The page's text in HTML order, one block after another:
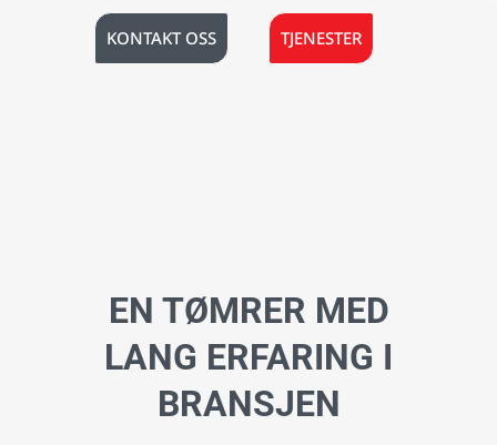
KONTAKT OSS TJENESTER
EN TØMRER MED
LANG ERFARING I
BRANSJEN